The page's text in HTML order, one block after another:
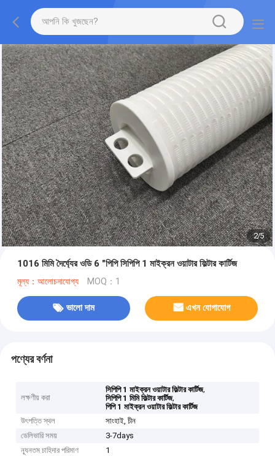
2/5
1016 মিমি দৈর্ঘ্যের ওডি 6 "পিপি সিপিপি 1 মাইক্রন ওয়াটার ফিল্টার কার্টিজ
মূল্য：আলোচনাযোগ্য MOQ：1
ভালো দাম এখন যোগাযোগ
পণ্যের বর্ণনা
লক্ষণীয় করা
সিপিপি 1 মাইক্রন ওয়াটার ফিল্টার কার্টিজ,
সিপিপি 1 মিমি ফিল্টার কার্টিজ,
পিপি 1 মাইক্রন ওয়াটার ফিল্টার কার্টিজ
উৎপত্তি স্থল
সাংহাই, চীন
ডেলিভারি সময়
3-7days
ন্যূনতম চাহিদার পরিমাণ
1